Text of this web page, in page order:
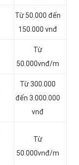
Từ 50.000 đến
150.000 vnđ
Từ
50.000vnđ/m
Từ 300.000
đến 3.000.000
vnđ
Từ
50.000vnđ/m